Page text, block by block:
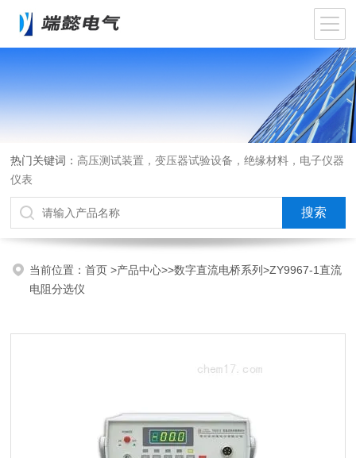
热门关键词： 高压测试装置，变压器试验设备，绝缘材料，电子仪器
仪表
当前位置：首页>产品中心>>数字直流电桥系列>ZY9967-1直流
电阻分选仪